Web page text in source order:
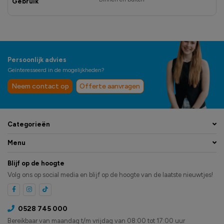
Persoonlijk advies
Geïnteresseerd in de mogelijkheden?
Neem contact op Offerte aanvragen
Categorieën
Menu
Blijf op de hoogte
Volg ons op social media en blijf op de hoogte van de laatste nieuwtjes!
0528 745 000
Bereikbaar van maandag t/m vrijdag van 08:00 tot 17:00 uur